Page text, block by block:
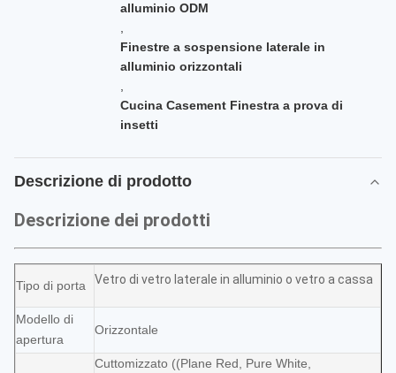
alluminio ODM
Finestre a sospensione laterale in
alluminio orizzontali
Cucina Casement Finestra a prova di
insetti
Descrizione di prodotto
Descrizione dei prodotti
Tipo di porta Vetro di vetro laterale in alluminio o vetro a cassa
Modello di
apertura
Orizzontale
Cuttomizzato ((Plane Red, Pure White,